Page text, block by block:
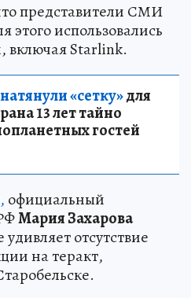
представители СМИ
этого использовались
включая Starlink.
«сетку»для
13 лет тайно
гостей
официальный
Мария Захарова
отсутствие
на теракт,